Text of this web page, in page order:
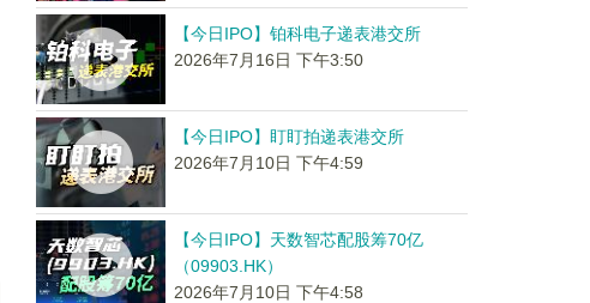
【今日IPO】铂科电子递表港交所
2026年7月16日 下午3:50
【今日IPO】盯盯拍递表港交所
2026年7月10日 下午4:59
【今日IPO】天数智芯配股筹70亿
（09903.HK）
2026年7月10日 下午4:58